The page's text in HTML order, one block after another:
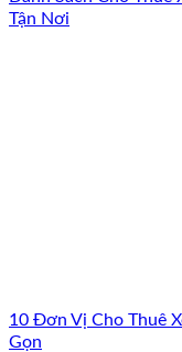
Tận Nơi
10 Đơn Vị Cho Thuê
Gọn